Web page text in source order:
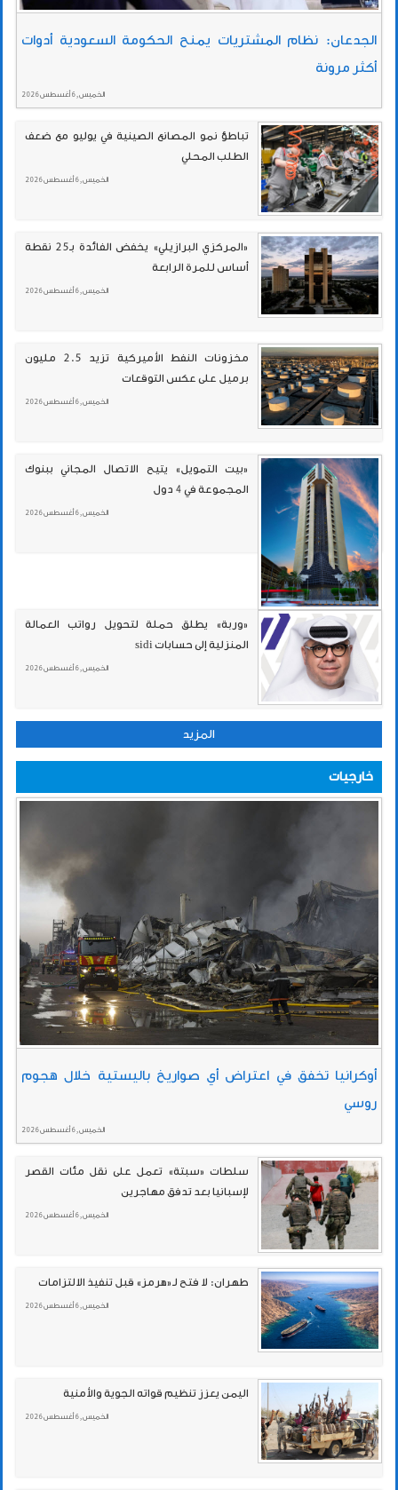
الجدعان: نظام المشتريات يمنح الحكومة السعودية أدوات
أكثر مرونة
الخميس , 6 أغسطس 2026
تباطؤ نمو المصانع الصينية في يوليو مع ضعف
الطلب المحلي
الخميس , 6 أغسطس 2026
«المركزي البرازيلي» يخفض الفائدة بـ25 نقطة
أساس للمرة الرابعة
الخميس , 6 أغسطس 2026
مخزونات النفط الأميركية تزيد 2.5 مليون
برميل على عكس التوقعات
الخميس , 6 أغسطس 2026
«بيت التمويل» يتيح الاتصال المجاني ببنوك
المجموعة في 4 دول
الخميس , 6 أغسطس 2026
«وربة» يطلق حملة لتحويل رواتب العمالة
المنزلية إلى حسابات sidi
الخميس , 6 أغسطس 2026
المزيد
خارجيات
أوكرانيا تخفق في اعتراض أي صواريخ باليستية خلال هجوم
روسي
الخميس , 6 أغسطس 2026
سلطات «سبتة» تعمل على نقل مئات القصر
لإسبانيا بعد تدفق مهاجرين
الخميس , 6 أغسطس 2026
طهران: لا فتح لـ«هرمز» قبل تنفيذ الالتزامات
الخميس , 6 أغسطس 2026
اليمن يعزز تنظيم قواته الجوية والأمنية
الخميس , 6 أغسطس 2026